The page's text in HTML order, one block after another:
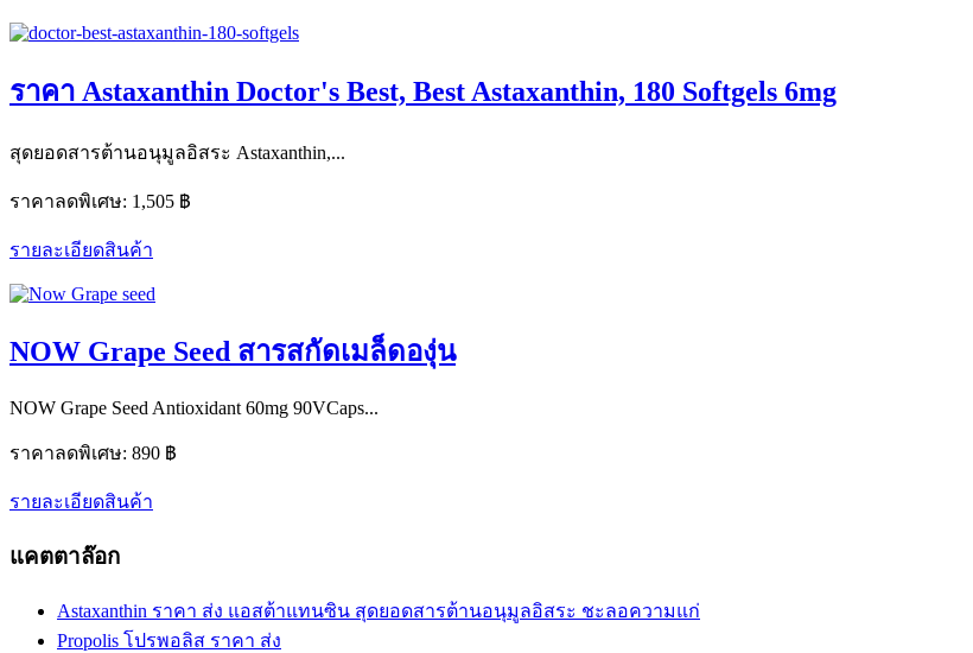
ราคา Astaxanthin Doctor's Best, Best Astaxanthin, 180 Softgels 6mg
สุดยอดสารต้านอนุมูลอิสระ Astaxanthin,...
ราคาลดพิเศษ: 1,505 ฿
รายละเอียดสินค้า
NOW Grape Seed สารสกัดเมล็ดองุ่น
NOW Grape Seed Antioxidant 60mg 90VCaps...
ราคาลดพิเศษ: 890 ฿
รายละเอียดสินค้า
แคตตาล๊อก
Astaxanthin ราคา ส่ง แอสต้าแทนซิน สุดยอดสารต้านอนุมูลอิสระ ชะลอความแก่
Propolis โปรพอลิส ราคา ส่ง